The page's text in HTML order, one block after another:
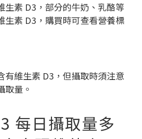
生素 D3，部分的牛奶、乳酪等
生素 D3，購買時可查看營養標
有維生素 D3，但攝取時須注意
取量。
每日攝取量多